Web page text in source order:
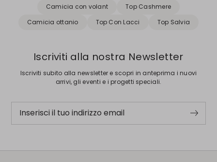
Camicia con volant
Top Cashmere
Camicia ottanio
Top Con Lacci Top Salvia
Iscriviti alla nostra Newsletter
Iscriviti subito alla newsletter e scopri in anteprima i nuovi
arrivi, gli eventi e i progetti speciali.
Inserisci il tuo indirizzo email